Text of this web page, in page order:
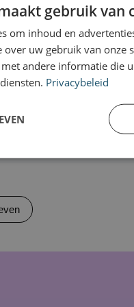
en gemak. De Focus is
ook praktisch is voor
(Turnier): ca.
gebruik van
om inhoud en
uw gebruik van onze
andere informatie die
Privacybeleid